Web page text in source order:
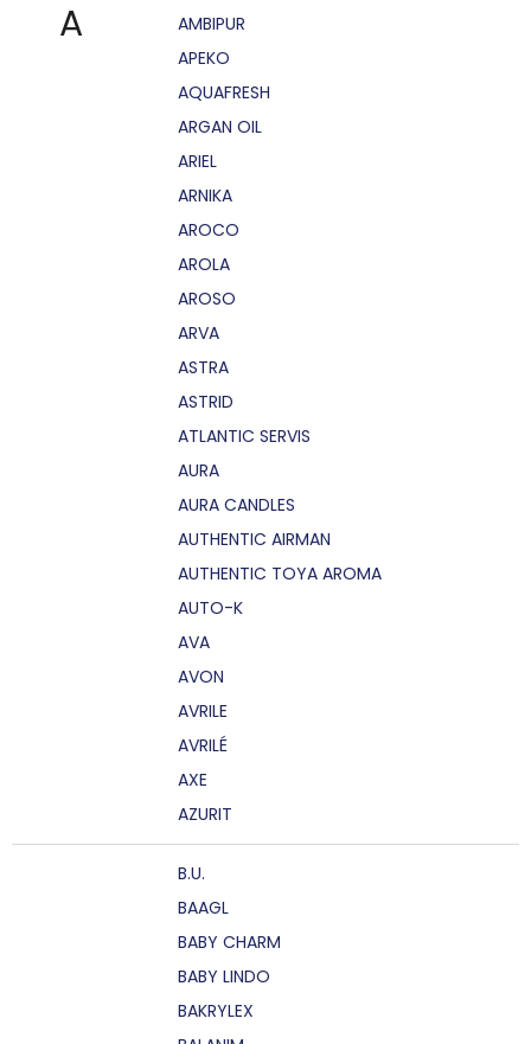
A
AMBIPUR
APEKO
AQUAFRESH
ARGAN OIL
ARIEL
ARNIKA
AROCO
AROLA
AROSO
ARVA
ASTRA
ASTRID
ATLANTIC SERVIS
AURA
AURA CANDLES
AUTHENTIC AIRMAN
AUTHENTIC TOYA AROMA
AUTO-K
AVA
AVON
AVRILE
AVRILÉ
AXE
AZURIT
B.U.
BAAGL
BABY CHARM
BABY LINDO
BAKRYLEX